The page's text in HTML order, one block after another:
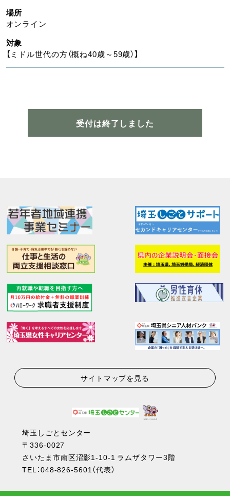
場所
オンライン
対象
【ミドル世代の方（概ね40歳～59歳）】
受付は終了しました
サイトマップを見る
埼玉しごとセンター
〒336-0027
さいたま市南区沼影1-10-1 ラムザタワー3階
TEL：048-826-5601（代表）